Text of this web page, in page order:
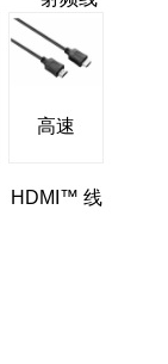
高速
HDMI™ 线